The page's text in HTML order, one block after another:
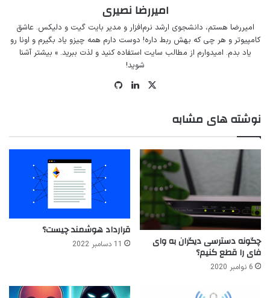
امیررضا نصیری
امیررضا هستم، دانشجوی ارشد نرم‌افزار و مدیر بایت گیت و دلیکس. عاشق
کامپیوتر و هر چی که بهش ربط داره! دوست دارم همه چیزو یاد بگیرم و اونا رو
یاد بدم. امیدوارم از مطالب سایت استفاده کنید و لذت ببرید.» بیشتر آشنا
شوید!
ایکس لینکداین
نوشته های مشابه
چگونه دسترسی دیگران به وای
فای را قطع کنیم؟
6 نوامبر 2020
قرارداد هوشمند چیست؟
11 دسامبر 2022